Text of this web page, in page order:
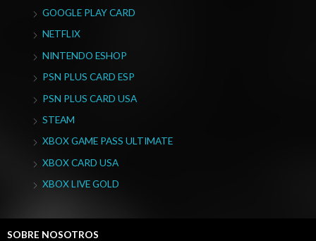
GOOGLE PLAY CARD
NETFLIX
NINTENDO ESHOP
PSN PLUS CARD ESP
PSN PLUS CARD USA
STEAM
XBOX GAME PASS ULTIMATE
XBOX CARD USA
XBOX LIVE GOLD
SOBRE NOSOTROS